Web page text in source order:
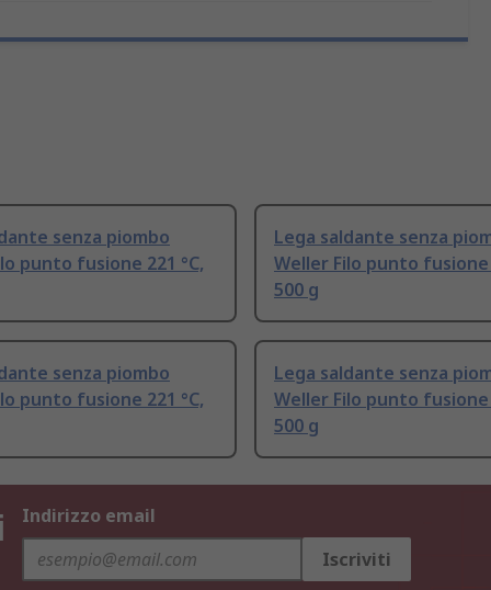
senza piombo
punto fusione 221 °C,
Lega saldante senza
Weller Filo punto fusione
500 g
senza piombo
punto fusione 221 °C,
Lega saldante senza
Weller Filo punto fusione
500 g
Indirizzo email
Iscriviti